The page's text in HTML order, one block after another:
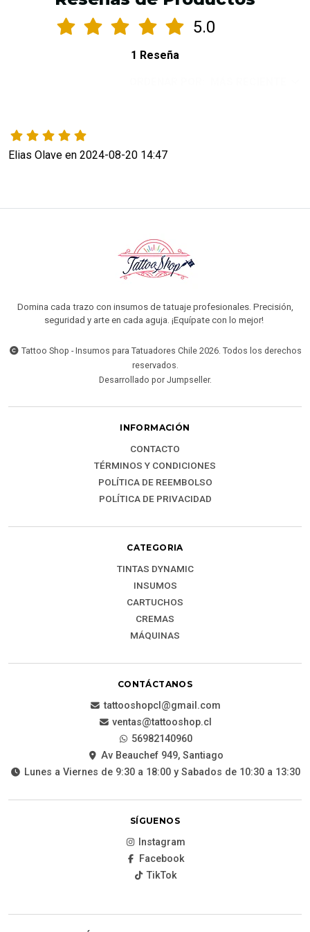
5.0
1 Reseña
Elias Olave en 2024-08-20 14:47
Domina cada trazo con insumos de tatuaje profesionales. Precisión,
seguridad y arte en cada aguja. ¡Equípate con lo mejor!
Tattoo Shop - Insumos para Tatuadores Chile 2026. Todos los derechos
reservados.
Desarrollado por Jumpseller.
INFORMACIÓN
CONTACTO
TÉRMINOS Y CONDICIONES
POLÍTICA DE REEMBOLSO
POLÍTICA DE PRIVACIDAD
CATEGORIA
TINTAS DYNAMIC
INSUMOS
CARTUCHOS
CREMAS
MÁQUINAS
CONTÁCTANOS
tattooshopcl@gmail.com
ventas@tattooshop.cl
56982140960
Av Beauchef 949, Santiago
Lunes a Viernes de 9:30 a 18:00 y Sabados de 10:30 a 13:30
SÍGUENOS
Instagram
Facebook
TikTok